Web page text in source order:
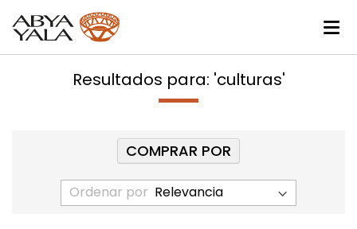
Resultados para: 'culturas'
Ordenar por
COMPRAR POR